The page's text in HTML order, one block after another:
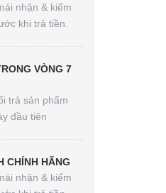
nhận & kiểm
khi trả tiền.
VÒNG 7
trả sản phẩm
đầu tiên
CHÍNH HÃNG
nhận & kiểm